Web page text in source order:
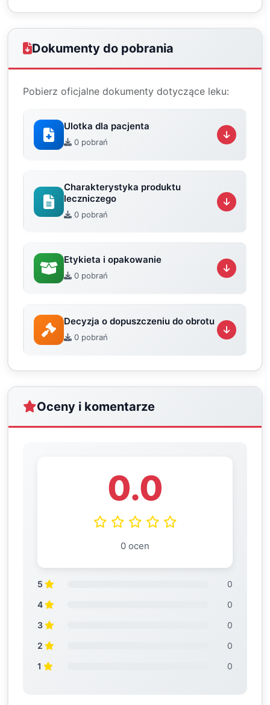
Dokumenty do pobrania
Pobierz oficjalne dokumenty dotyczące leku:
Ulotka dla pacjenta
0 pobrań
Charakterystyka produktu
leczniczego
0 pobrań
Etykieta i opakowanie
0 pobrań
Decyzja o dopuszczeniu do obrotu
0 pobrań
Oceny i komentarze
0.0
0 ocen
5
0
4
0
3
0
2
0
1
0